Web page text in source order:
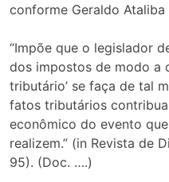
conforme Geraldo Ataliba
“Impõe que o legislador
dos impostos de modo a
tributário’ se faça de tal
fatos tributários
econômico do evento
realizem.” (in Revista de
95). (Doc. ….)